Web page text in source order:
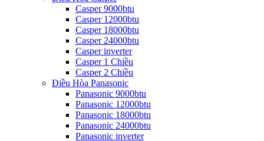
Casper 9000btu
Casper 12000btu
Casper 18000btu
Casper 24000btu
Casper inverter
Casper 1 Chiều
Casper 2 Chiều
Điều Hòa Panasonic
Panasonic 9000btu
Panasonic 12000btu
Panasonic 18000btu
Panasonic 24000btu
Panasonic inverter